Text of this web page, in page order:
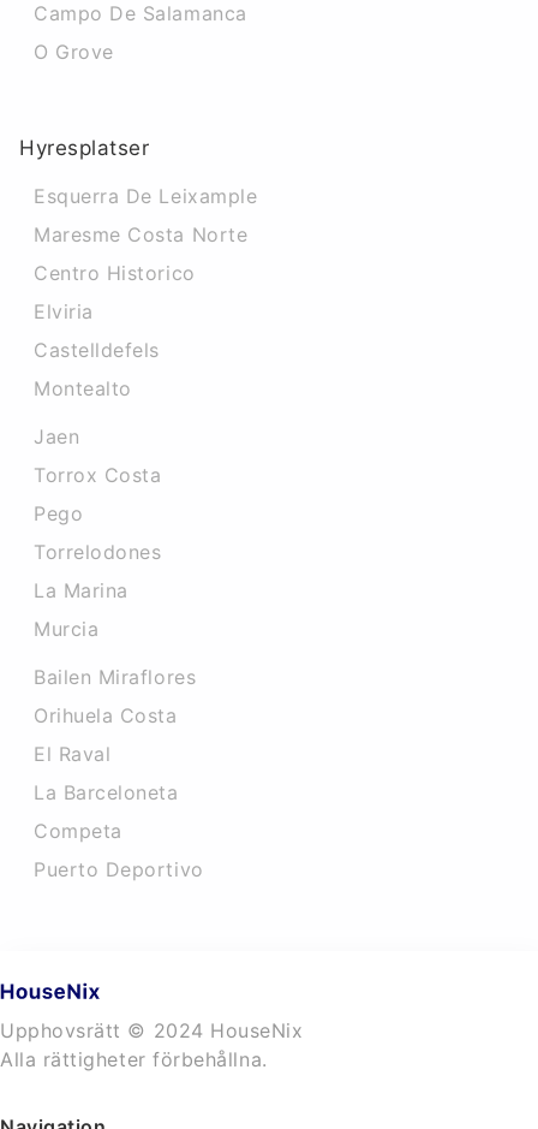
Campo De Salamanca
O Grove
Hyresplatser
Esquerra De Leixample
Maresme Costa Norte
Centro Historico
Elviria
Castelldefels
Montealto
Jaen
Torrox Costa
Pego
Torrelodones
La Marina
Murcia
Bailen Miraflores
Orihuela Costa
El Raval
La Barceloneta
Competa
Puerto Deportivo
Upphovsrätt © 2024 HouseNix
Alla rättigheter förbehållna.